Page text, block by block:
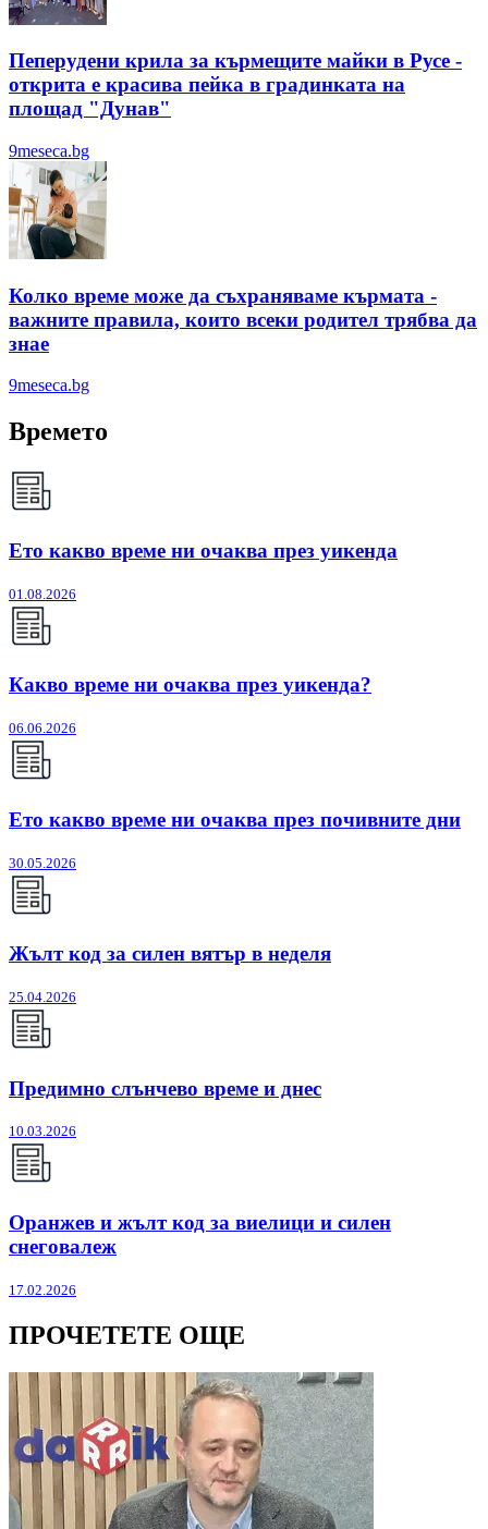
Пеперудени крила за кърмещите майки в Русе -
открита е красива пейка в градинката на
площад "Дунав"
9meseca.bg
Колко време може да съхраняваме кърмата -
важните правила, които всеки родител трябва да
знае
9meseca.bg
Времето
Ето какво време ни очаква през уикенда
01.08.2026
Какво време ни очаква през уикенда?
06.06.2026
Ето какво време ни очаква през почивните дни
30.05.2026
Жълт код за силен вятър в неделя
25.04.2026
Предимно слънчево време и днес
10.03.2026
Оранжев и жълт код за виелици и силен
снеговалеж
17.02.2026
ПРОЧЕТЕТЕ ОЩЕ